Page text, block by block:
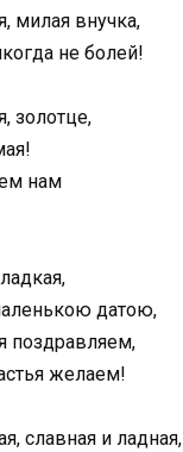
милая внучка,
не болей!
золотце,
нам
датою,
поздравляем,
желаем!
славная и ладная,